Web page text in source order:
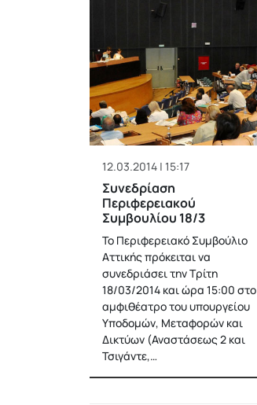
12.03.2014 | 15:17
Συνεδρίαση
Περιφερειακού
Συμβουλίου 18/3
Το Περιφερειακό Συμβούλιο
Αττικής πρόκειται να
συνεδριάσει την Τρίτη
18/03/2014 και ώρα 15:00 στο
αμφιθέατρο του υπουργείου
Υποδομών, Μεταφορών και
Δικτύων (Αναστάσεως 2 και
Τσιγάντε,…